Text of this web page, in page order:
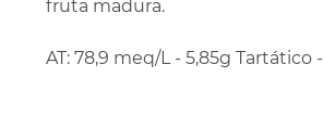
fruta madura.
AT: 78,9 meq/L - 5,85g Tartático -